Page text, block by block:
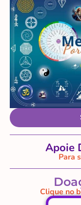
Apoie
Para
Clique no